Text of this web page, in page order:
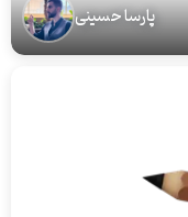
پارسا حسینی